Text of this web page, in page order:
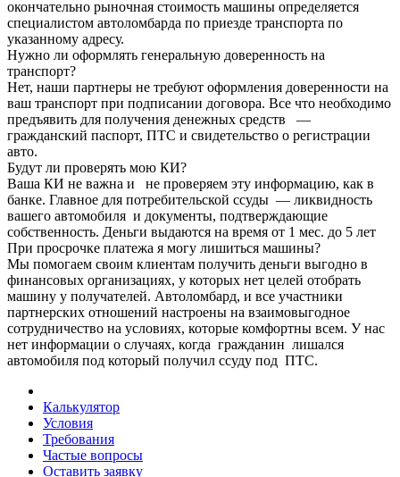
окончательно рыночная стоимость машины определяется
специалистом автоломбарда по приезде транспорта по
указанному адресу.
Нужно ли оформлять генеральную доверенность на
транспорт?
Нет, наши партнеры не требуют оформления доверенности на
ваш транспорт при подписании договора. Все что необходимо
предъявить для получения денежных средств —
гражданский паспорт, ПТС и свидетельство о регистрации
авто.
Будут ли проверять мою КИ?
Ваша КИ не важна и не проверяем эту информацию, как в
банке. Главное для потребительской ссуды — ликвидность
вашего автомобиля и документы, подтверждающие
собственность. Деньги выдаются на время от 1 мес. до 5 лет
При просрочке платежа я могу лишиться машины?
Мы помогаем своим клиентам получить деньги выгодно в
финансовых организациях, у которых нет целей отобрать
машину у получателей. Автоломбард, и все участники
партнерских отношений настроены на взаимовыгодное
сотрудничество на условиях, которые комфортны всем. У нас
нет информации о случаях, когда гражданин лишался
автомобиля под который получил ссуду под ПТС.
Калькулятор
Условия
Требования
Частые вопросы
Оставить заявку